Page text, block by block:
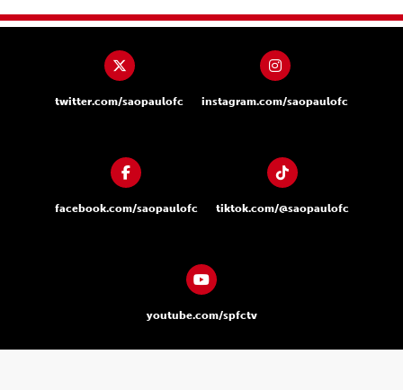
twitter.com/saopaulofc instagram.com/saopaulofc
facebook.com/saopaulofc tiktok.com/@saopaulofc
youtube.com/spfctv